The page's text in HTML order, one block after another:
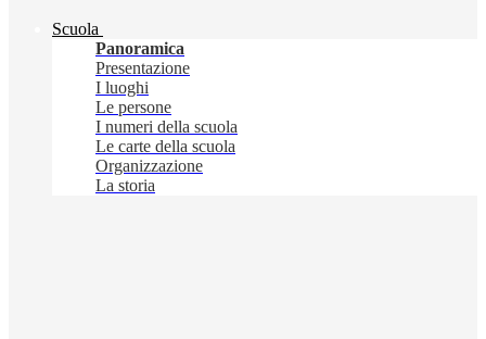
Scuola
Panoramica
Presentazione
I luoghi
Le persone
I numeri della scuola
Le carte della scuola
Organizzazione
La storia